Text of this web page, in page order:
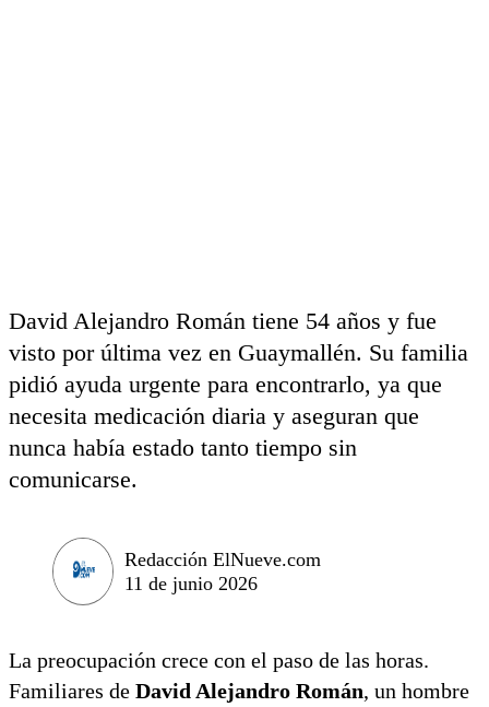
David Alejandro Román tiene 54 años y fue
visto por última vez en Guaymallén. Su familia
pidió ayuda urgente para encontrarlo, ya que
necesita medicación diaria y aseguran que
nunca había estado tanto tiempo sin
comunicarse.
Redacción ElNueve.com
11 de junio 2026
La preocupación crece con el paso de las horas.
Familiares de David Alejandro Román, un hombre